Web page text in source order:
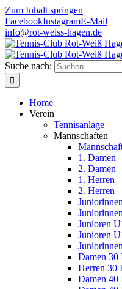
Zum Inhalt springen
FacebookInstagramE-Mail
info@rot-weiss-hagen.de
Suche nach:
Home
Verein
Tennisanlage
Mannschaften
1. Damen
2. Damen
1. Herren
2. Herren
Junioren
Junioren
Damen 30
Herren 30 I
Damen 40